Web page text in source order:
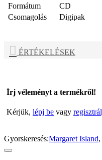
Formátum
CD
Csomagolás
Digipak
ÉRTÉKELÉSEK
Írj véleményt a termékről!
Kérjük, lépj be vagy
Gyorskeresés:Margaret Island,